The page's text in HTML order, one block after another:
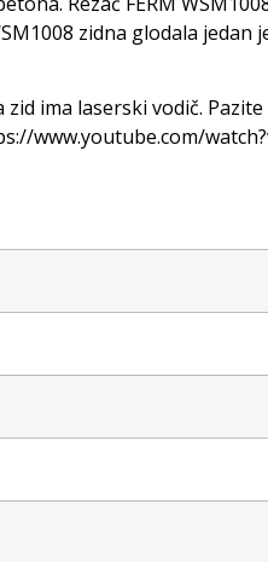
zidna glodala jedan
ima laserski vodič.
www.youtube.com/